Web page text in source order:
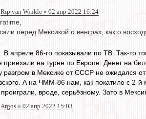
Rip van Winkle » 02 апр 2022 16:24
перед Мексикой о венграх, как о
апреле 86-го показывали по ТВ. Так-то
приехали на турне по Европе. Денег на
разгром в Мексике от СССР не ожидался
А на ЧММ-86 нам, как покатило с 2-й
вроде, серьёзному. Зато в
Argos » 02 апр 2022 15:03